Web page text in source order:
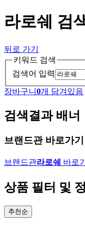
라로쉐 검
뒤로 가기
키워드 검색
검색어 입력
장바구니 0개 담겨있음
검색결과 배너
브랜드관 바로가기
브랜드관라로쉐 바로
상품 필터 및
추천순